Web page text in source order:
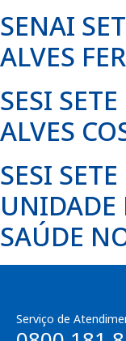
SENAI
ALVES
SESI
ALVES
SESI
UNIDADE
SAÚDE
Serviço de